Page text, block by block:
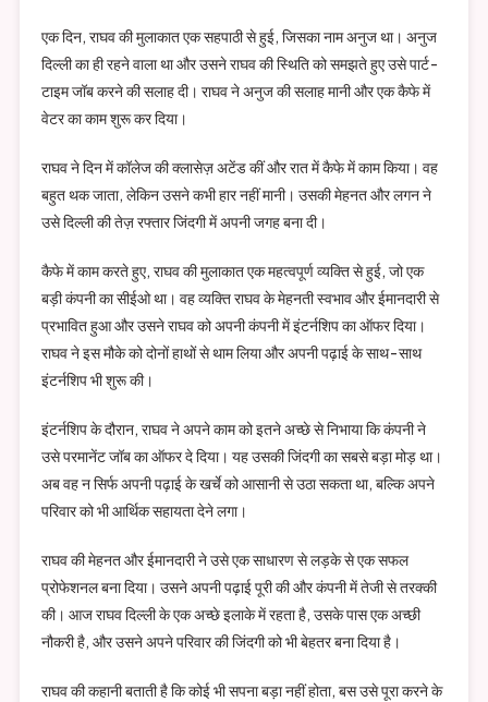
एक दिन, राघव की मुलाकात एक सहपाठी से हुई, जिसका नाम अनुज था। अनुज
दिल्ली का ही रहने वाला था और उसने राघव की स्थिति को समझते हुए उसे पार्ट-
टाइम जॉब करने की सलाह दी। राघव ने अनुज की सलाह मानी और एक कैफे में
वेटर का काम शुरू कर दिया।
राघव ने दिन में कॉलेज की क्लासेज़ अटेंड कीं और रात में कैफे में काम किया। वह
बहुत थक जाता, लेकिन उसने कभी हार नहीं मानी। उसकी मेहनत और लगन ने
उसे दिल्ली की तेज़ रफ्तार जिंदगी में अपनी जगह बना दी।
कैफे में काम करते हुए, राघव की मुलाकात एक महत्वपूर्ण व्यक्ति से हुई, जो एक
बड़ी कंपनी का सीईओ था। वह व्यक्ति राघव के मेहनती स्वभाव और ईमानदारी से
प्रभावित हुआ और उसने राघव को अपनी कंपनी में इंटर्नशिप का ऑफर दिया।
राघव ने इस मौके को दोनों हाथों से थाम लिया और अपनी पढ़ाई के साथ-साथ
इंटर्नशिप भी शुरू की।
इंटर्नशिप के दौरान, राघव ने अपने काम को इतने अच्छे से निभाया कि कंपनी ने
उसे परमानेंट जॉब का ऑफर दे दिया। यह उसकी जिंदगी का सबसे बड़ा मोड़ था।
अब वह न सिर्फ अपनी पढ़ाई के खर्चे को आसानी से उठा सकता था, बल्कि अपने
परिवार को भी आर्थिक सहायता देने लगा।
राघव की मेहनत और ईमानदारी ने उसे एक साधारण से लड़के से एक सफल
प्रोफेशनल बना दिया। उसने अपनी पढ़ाई पूरी की और कंपनी में तेजी से तरक्की
की। आज राघव दिल्ली के एक अच्छे इलाके में रहता है, उसके पास एक अच्छी
नौकरी है, और उसने अपने परिवार की जिंदगी को भी बेहतर बना दिया है।
राघव की कहानी बताती है कि कोई भी सपना बड़ा नहीं होता, बस उसे पूरा करने के